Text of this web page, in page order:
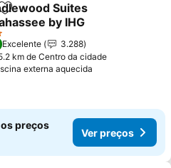
Adicionar aos favoritos
Suites
by IHG
Excelente
3.288
km de Centro da cidade
externa aquecida
preços
Ver preços